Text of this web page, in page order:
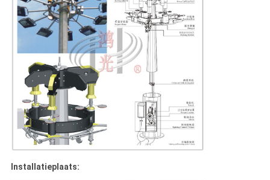
Installatieplaats: